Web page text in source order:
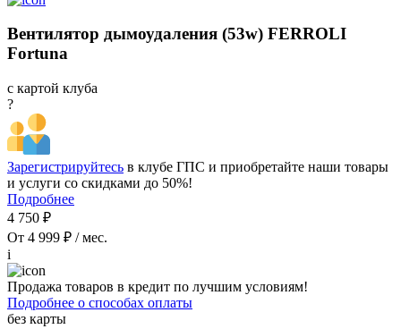
Вентилятор дымоудаления (53w) FERROLI
Fortuna
с картой клуба
?
Зарегистрируйтесь в клубе ГПС и приобретайте наши товары
и услуги со скидками до 50%!
Подробнее
4 750 ₽
От 4 999 ₽ / мес.
i
Продажа товаров в кредит по лучшим условиям!
Подробнее о способах оплаты
без карты